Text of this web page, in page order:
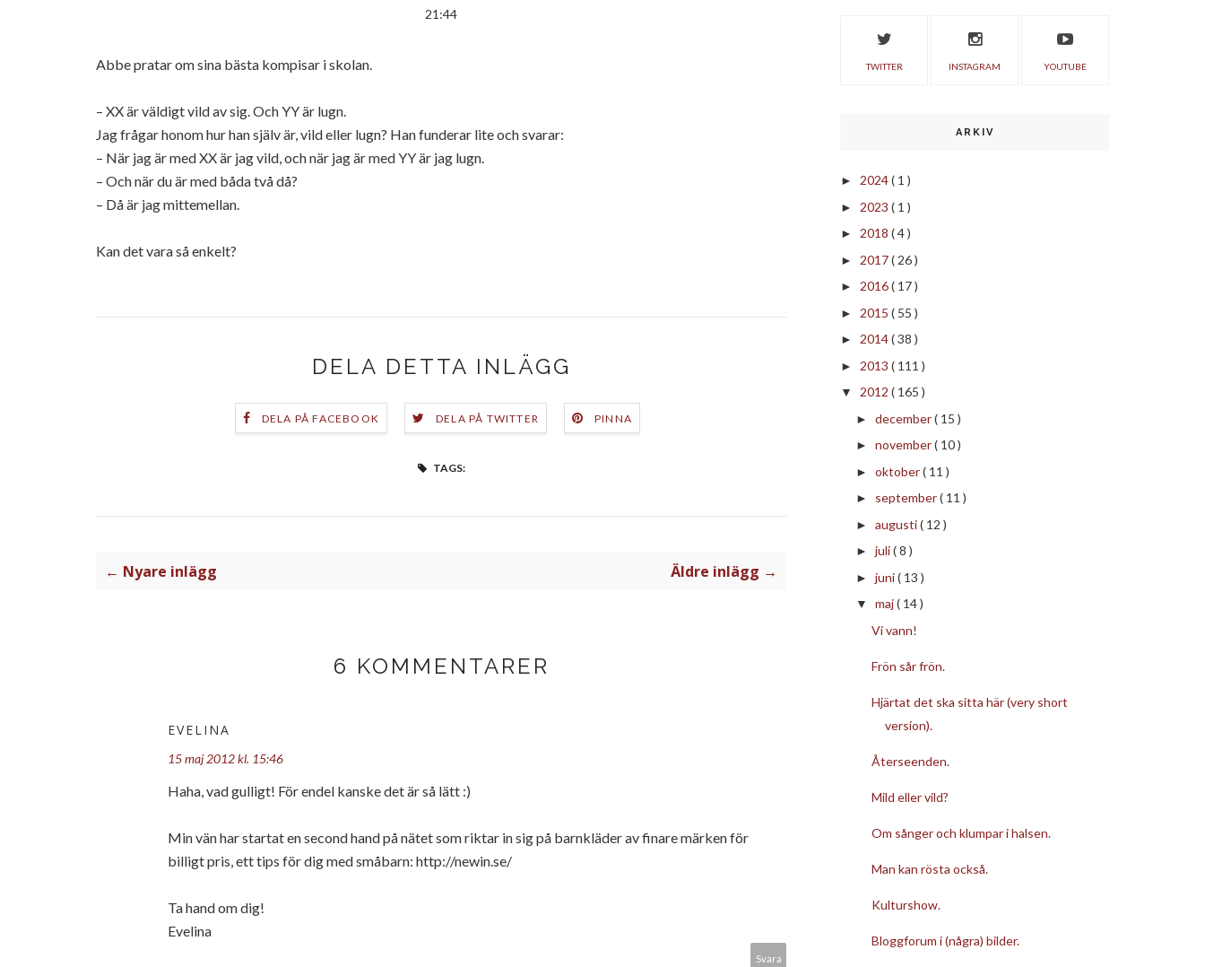
21:44
Abbe pratar om sina bästa kompisar i skolan.
– XX är väldigt vild av sig. Och YY är lugn.
Jag frågar honom hur han själv är, vild eller lugn? Han funderar lite och svarar:
– När jag är med XX är jag vild, och när jag är med YY är jag lugn.
– Och när du är med båda två då?
– Då är jag mittemellan.
Kan det vara så enkelt?
DELA DETTA INLÄGG
DELA PÅ FACEBOOK DELA PÅ TWITTER PINNA
TAGS:
← Nyare inlägg Äldre inlägg →
6 KOMMENTARER
EVELINA
15 maj 2012 kl. 15:46
Haha, vad gulligt! För endel kanske det är så lätt :)
Min vän har startat en second hand på nätet som riktar in sig på barnkläder av finare märken för
billigt pris, ett tips för dig med småbarn: http://newin.se/
Ta hand om dig!
Evelina
Svara
TWITTER INSTAGRAM YOUTUBE
ARKIV
► 2024( 1 )
► 2023 ( 1 )
► 2018 ( 4 )
► 2017( 26 )
► 2016( 17 )
► 2015 ( 55 )
► 2014( 38 )
► 2013 ( 111 )
▼ 2012 ( 165 )
► december( 15 )
► november( 10 )
► oktober( 11 )
► september( 11 )
► augusti( 12 )
► juli( 8 )
► juni( 13 )
▼ maj( 14 )
Vi vann!
Frön sår frön.
Hjärtat det ska sitta här (very short
version).
Återseenden.
Mild eller vild?
Om sånger och klumpar i halsen.
Man kan rösta också.
Kulturshow.
Bloggforum i (några) bilder.